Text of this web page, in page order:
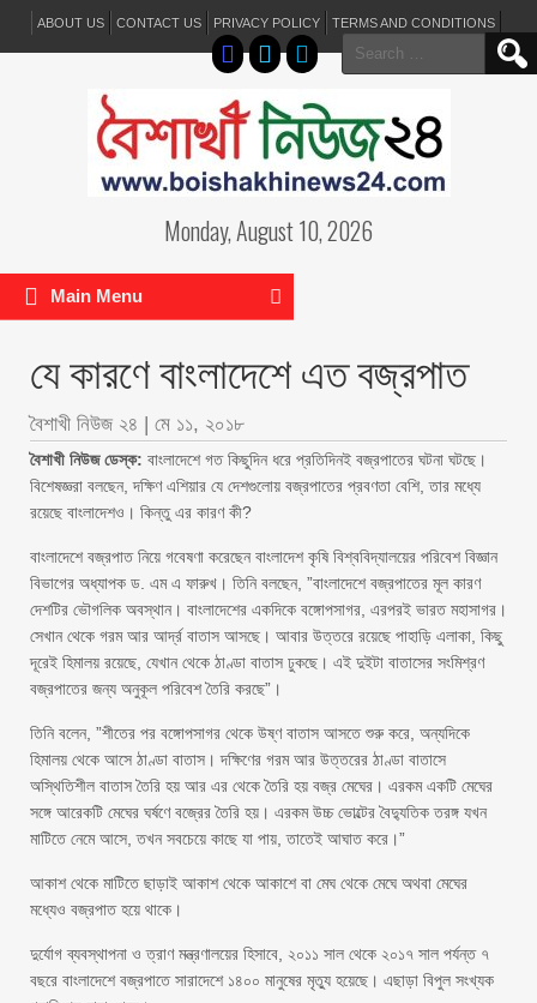
ABOUT US CONTACT US PRIVACY POLICY TERMS AND CONDITIONS
Search
for:
Monday, August 10, 2026
Main Menu
যে কারণে বাংলাদেশে এত বজ্রপাত
বৈশাখী নিউজ ২৪ | মে ১১, ২০১৮
বৈশাখী নিউজ ডেস্ক: বাংলাদেশে গত কিছুদিন ধরে প্রতিদিনই বজ্রপাতের ঘটনা ঘটছে।
বিশেষজ্ঞরা বলছেন, দক্ষিণ এশিয়ার যে দেশগুলোয় বজ্রপাতের প্রবণতা বেশি, তার মধ্যে
রয়েছে বাংলাদেশও। কিন্তু এর কারণ কী?
বাংলাদেশে বজ্রপাত নিয়ে গবেষণা করেছেন বাংলাদেশ কৃষি বিশ্ববিদ্যালয়ের পরিবেশ বিজ্ঞান
বিভাগের অধ্যাপক ড. এম এ ফারুখ। তিনি বলছেন, ”বাংলাদেশে বজ্রপাতের মূল কারণ
দেশটির ভৌগলিক অবস্থান। বাংলাদেশের একদিকে বঙ্গোপসাগর, এরপরই ভারত মহাসাগর।
সেখান থেকে গরম আর আর্দ্র বাতাস আসছে। আবার উত্তরে রয়েছে পাহাড়ি এলাকা, কিছু
দূরেই হিমালয় রয়েছে, যেখান থেকে ঠাণ্ডা বাতাস ঢুকছে। এই দুইটা বাতাসের সংমিশ্রণ
বজ্রপাতের জন্য অনুকূল পরিবেশ তৈরি করছে”।
তিনি বলেন, ”শীতের পর বঙ্গোপসাগর থেকে উষ্ণ বাতাস আসতে শুরু করে, অন্যদিকে
হিমালয় থেকে আসে ঠাণ্ডা বাতাস। দক্ষিণের গরম আর উত্তরের ঠাণ্ডা বাতাসে
অস্থিতিশীল বাতাস তৈরি হয় আর এর থেকে তৈরি হয় বজ্র মেঘের। এরকম একটি মেঘের
সঙ্গে আরেকটি মেঘের ঘর্ষণে বজ্রের তৈরি হয়। এরকম উচ্চ ভোল্টের বৈদ্যুতিক তরঙ্গ যখন
মাটিতে নেমে আসে, তখন সবচেয়ে কাছে যা পায়, তাতেই আঘাত করে।”
আকাশ থেকে মাটিতে ছাড়াই আকাশ থেকে আকাশে বা মেঘ থেকে মেঘে অথবা মেঘের
মধ্যেও বজ্রপাত হয়ে থাকে।
দুর্যোগ ব্যবস্থাপনা ও ত্রাণ মন্ত্রণালয়ের হিসাবে, ২০১১ সাল থেকে ২০১৭ সাল পর্যন্ত ৭
বছরে বাংলাদেশে বজ্রপাতে সারাদেশে ১৪০০ মানুষের মৃত্যু হয়েছে। এছাড়া বিপুল সংখ্যক